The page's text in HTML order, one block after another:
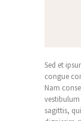
Sed et
congue
Nam
sagittis,